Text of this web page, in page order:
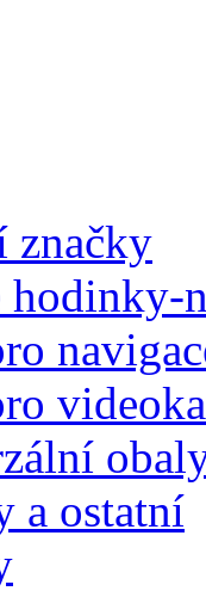
značky
hodinky-
a ostatní